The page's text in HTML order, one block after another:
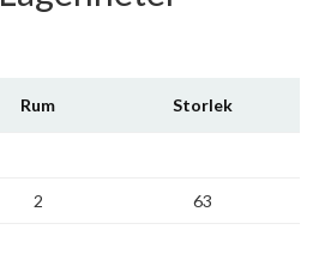
Rum Storlek
2 63